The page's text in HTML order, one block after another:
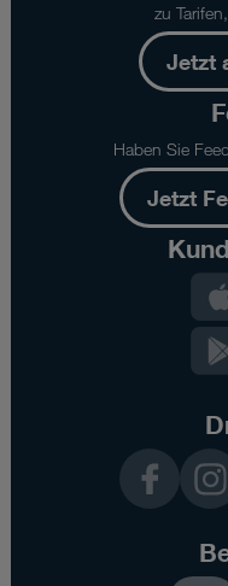
zu
Jetzt
Haben Sie
Jetzt
InstagramTikTok